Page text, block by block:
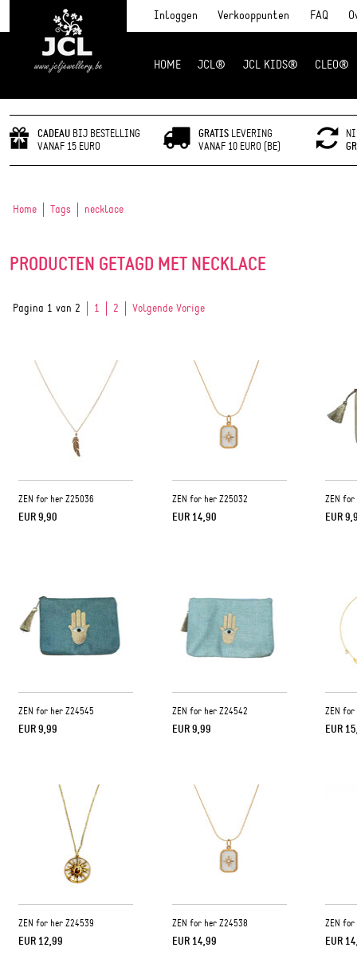
Inloggen Verkooppunten FAQ
HOME JCL® JCL KIDS® CLEO®
CADEAU BIJ BESTELLING
VANAF 15 EURO
GRATISLEVERING
VANAF 10 EURO (BE)
Home Tags necklace
PRODUCTEN GETAGD MET NECKLACE
Pagina 1 van 2 1 2 Volgende Vorige
ZEN for her Z25036
EUR 9,90
ZEN for her Z25032
EUR 14,90
ZEN
EUR
ZEN for her Z24545
EUR 9,99
ZEN for her Z24542
EUR 9,99
ZEN
EUR
ZEN for her Z24539
EUR 12,99
ZEN for her Z24538
EUR 14,99
ZEN
EUR